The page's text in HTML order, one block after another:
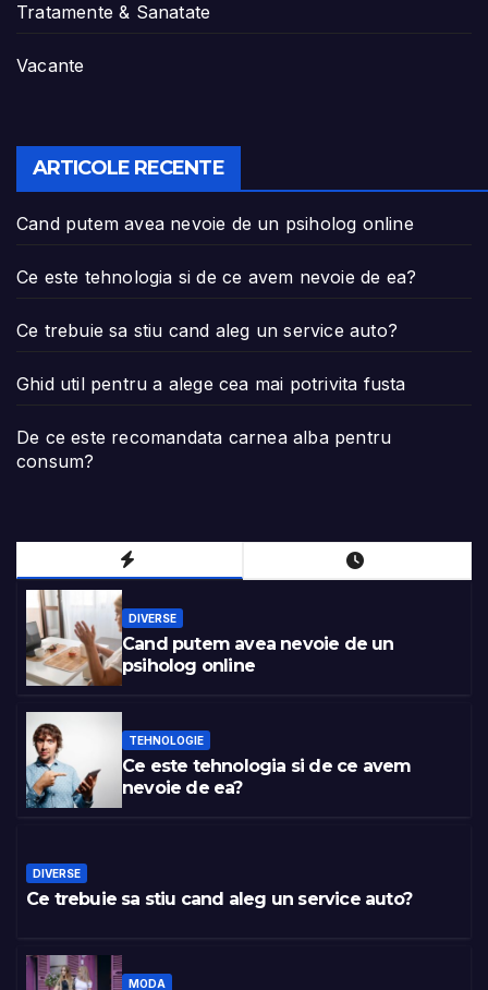
Tratamente & Sanatate
Vacante
ARTICOLE RECENTE
Cand putem avea nevoie de un psiholog online
Ce este tehnologia si de ce avem nevoie de ea?
Ce trebuie sa stiu cand aleg un service auto?
Ghid util pentru a alege cea mai potrivita fusta
De ce este recomandata carnea alba pentru
consum?
DIVERSE
Cand putem avea nevoie de un
psiholog online
TEHNOLOGIE
Ce este tehnologia si de ce avem
nevoie de ea?
DIVERSE
Ce trebuie sa stiu cand aleg un service auto?
MODA